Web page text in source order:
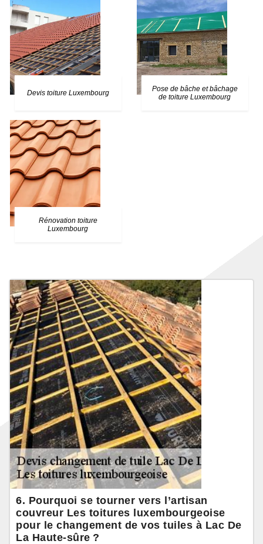
Devis toiture Luxembourg
Pose de bâche et bâchage
de toiture Luxembourg
Rénovation toiture
Luxembourg
6. Pourquoi se tourner vers l’artisan
couvreur Les toitures luxembourgeoise
pour le changement de vos tuiles à Lac De
La Haute-sûre ?